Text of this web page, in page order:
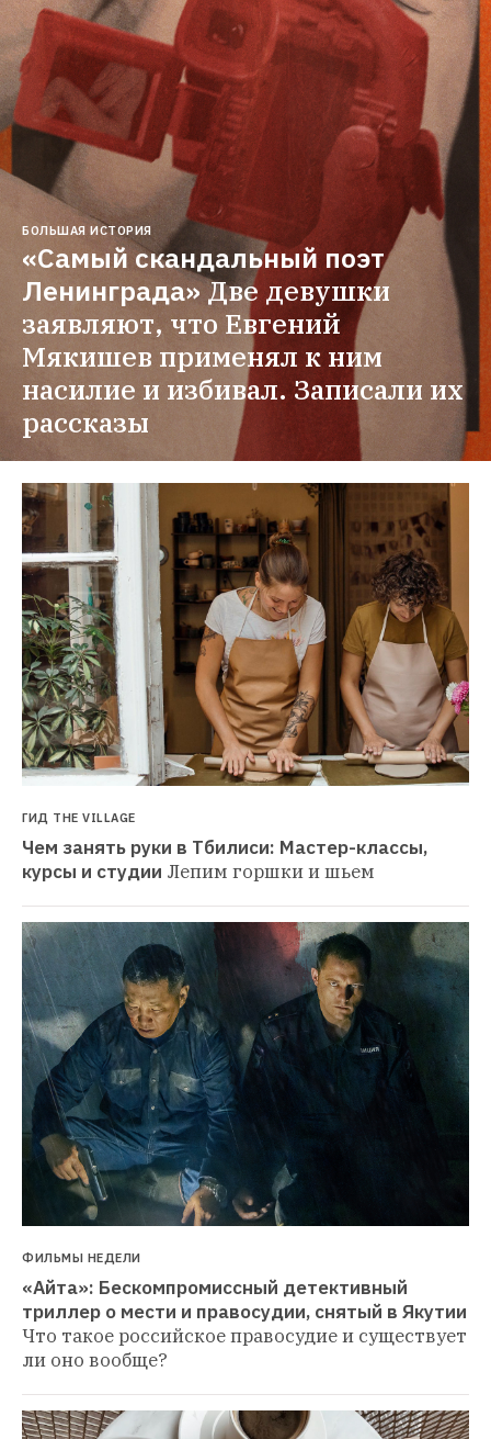
БОЛЬШАЯ ИСТОРИЯ
«Самый скандальный поэт
Ленинграда»Две девушки
заявляют, что Евгений
Мякишев применял к ним
насилие и избивал. Записали их
рассказы
ГИД THE VILLAGE
Чем занять руки в Тбилиси: Мастер-классы,
курсы и студии Лепим горшки и шьем
ФИЛЬМЫ НЕДЕЛИ
«Айта»: Бескомпромиссный детективный
триллер о мести и правосудии, снятый в Якутии
Что такое российское правосудие и существует
ли оно вообще?